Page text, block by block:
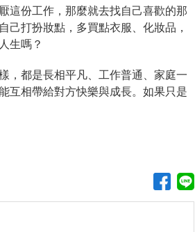
這份工作，那麼就去找自己喜歡的那
己打扮妝點，多買點衣服、化妝品，
生嗎？
，都是長相平凡、工作普通、家庭一
互相帶給對方快樂與成長。如果只是